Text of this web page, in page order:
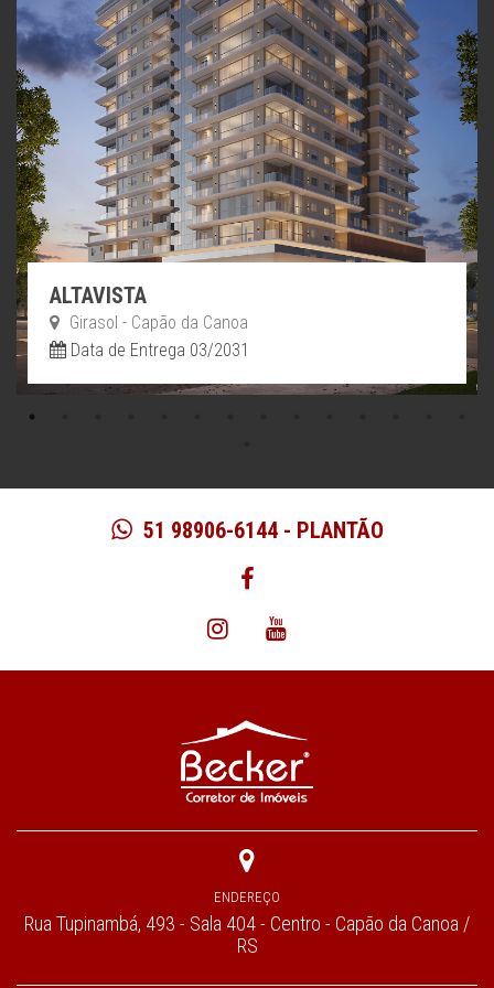
ALTAVISTA
Girasol - Capão da Canoa
Data de Entrega 03/2031
51 98906-6144 - PLANTÃO
ENDEREÇO
Rua Tupinambá, 493 - Sala 404 - Centro - Capão da Canoa /
RS